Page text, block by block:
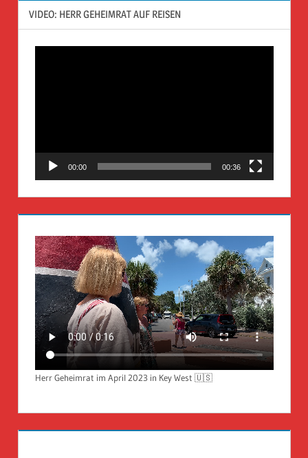
VIDEO: HERR GEHEIMRAT AUF REISEN
00:00 00:36
Herr Geheimrat im April 2023 in Key West 🇺🇸